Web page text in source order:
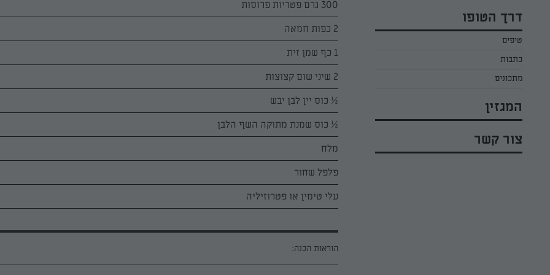
סלטים לפסח
עוגיות לפסח
קארין בנולול
מירי כהן
רובי מיכאל
דרך הטופו
טיפים
כתבות
מתכונים
המגזין
צור קשר
300 גרם פטריות פרוסות
2 כפות חמאה
1 כף שמן זית
2 שיני שום קצוצות
½ כוס יין לבן יבש
½ כוס שמנת מתוקה השף הלבן
מלח
פלפל שחור
עלי טימין או פטרוזיליה
הוראות הכנה: